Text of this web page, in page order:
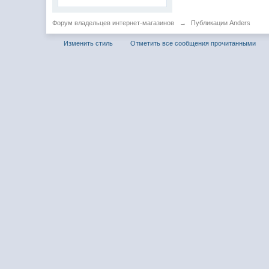
Форум владельцев интернет-магазинов → Публикации Anders
Изменить стиль Отметить все сообщения прочитанными